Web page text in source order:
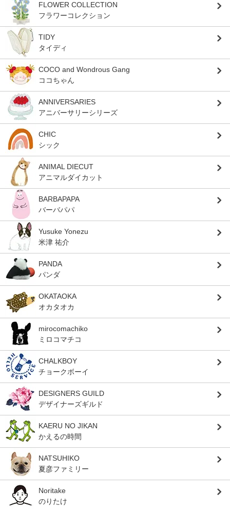
FLOWER COLLECTION
フラワーコレクション
TIDY
タイディ
COCO and Wondrous Gang
ココちゃん
ANNIVERSARIES
アニバーサリーシリーズ
CHIC
シック
ANIMAL DIECUT
アニマルダイカット
BARBAPAPA
バーバパパ
Yusuke Yonezu
米津 祐介
PANDA
パンダ
OKATAOKA
オカタオカ
mirocomachiko
ミロコマチコ
CHALKBOY
チョークボーイ
DESIGNERS GUILD
デザイナーズギルド
KAERU NO JIKAN
かえるの時間
NATSUHIKO
夏彦ファミリー
Noritake
のりたけ